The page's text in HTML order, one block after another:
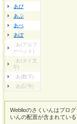
あぴ
あぷ
あぺ
あぽ
あ(アルフ
ァベット)
あ(タイ文
字)
あ(数字)
あ(記号)
Weblioのさくいんはプロ
いんの配置が含まれてい